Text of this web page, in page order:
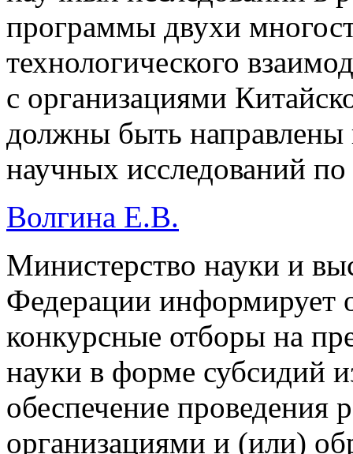
программы двухи
технологического
с организациями
должны быть направлены
научных исследований
Волгина Е.В.
Министерство науки и
Федерации информирует
конкурсные отборы на
науки в форме субсидий
обеспечение
организациями и (или)